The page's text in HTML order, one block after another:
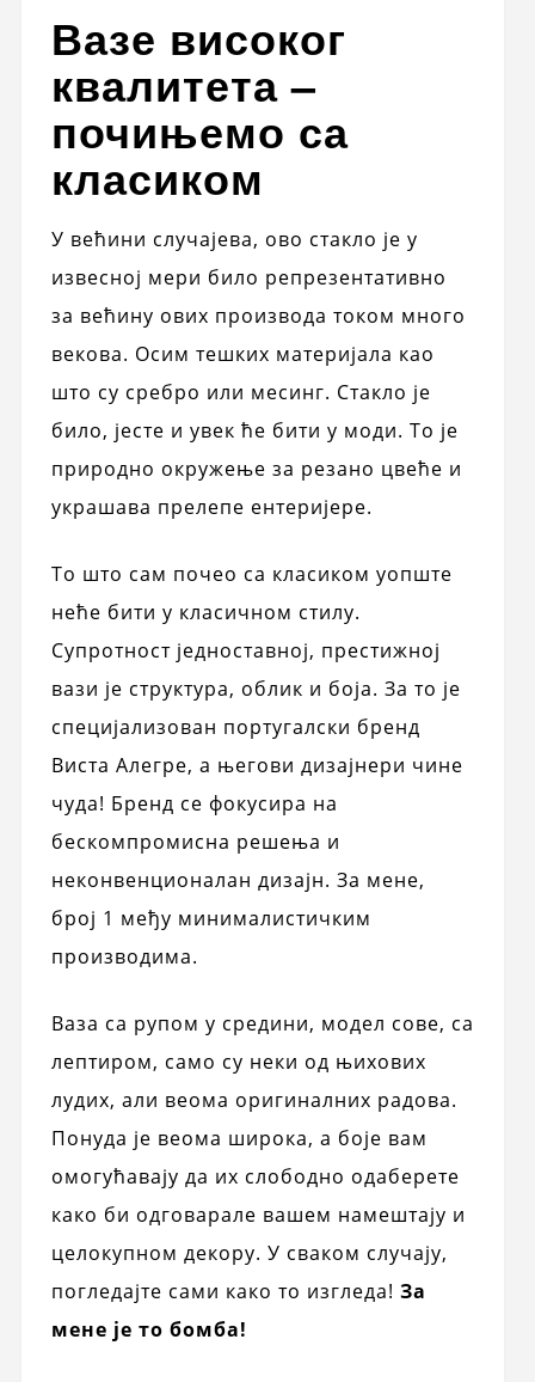
Вазе високог
квалитета –
почињемо са
класиком
У већини случајева, ово стакло је у
извесној мери било репрезентативно
за већину ових производа током много
векова. Осим тешких материјала као
што су сребро или месинг. Стакло је
било, јесте и увек ће бити у моди. То је
природно окружење за резано цвеће и
украшава прелепе ентеријере.
То што сам почео са класиком уопште
неће бити у класичном стилу.
Супротност једноставној, престижној
вази је структура, облик и боја. За то је
специјализован португалски бренд
Виста Алегре, а његови дизајнери чине
чуда! Бренд се фокусира на
бескомпромисна решења и
неконвенционалан дизајн. За мене,
број 1 међу минималистичким
производима.
Ваза са рупом у средини, модел сове, са
лептиром, само су неки од њихових
лудих, али веома оригиналних радова.
Понуда је веома широка, а боје вам
омогућавају да их слободно одаберете
како би одговарале вашем намештају и
целокупном декору. У сваком случају,
погледајте сами како то изгледа! За
мене је то бомба!